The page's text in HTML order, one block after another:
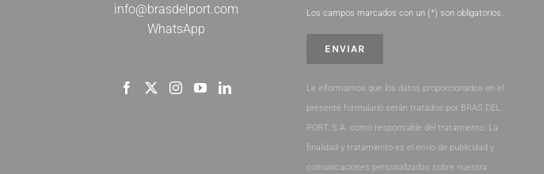
info@brasdelport.com
WhatsApp
Los campos marcados con un (*) son obligatorios.
Le informamos que los datos proporcionados en el
presente formulario serán tratados por BRAS DEL
PORT, S.A. como responsable del tratamiento. La
finalidad y tratamiento es el envío de publicidad y
comunicaciones personalizadas sobre nuestra